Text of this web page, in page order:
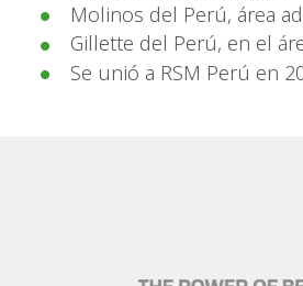
Molinos del Perú, área
Gillette del Perú, en el
Se unió a RSM Perú en